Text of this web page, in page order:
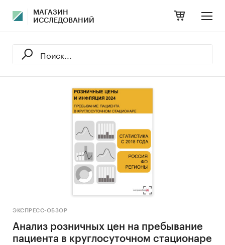
МАГАЗИН
ИССЛЕДОВАНИЙ
ЭКСПРЕСС-ОБЗОР
Анализ розничных цен на пребывание
пациента в круглосуточном стационаре